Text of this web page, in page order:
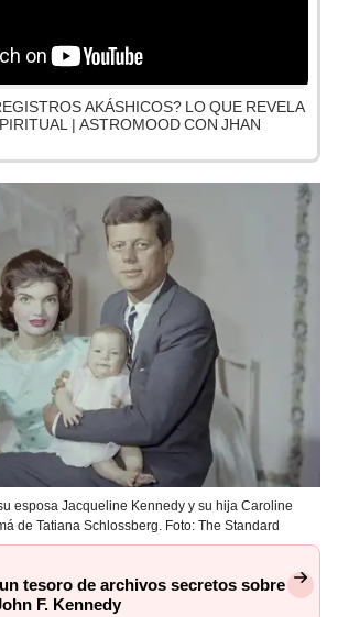
AKÁSHICOS? LO QUE REVELA
| ASTROMOOD CON JHAN
esposa Jacqueline Kennedy y su hija Caroline
de Tatiana Schlossberg. Foto: The Standard
tesoro de archivos secretos sobre
F. Kennedy